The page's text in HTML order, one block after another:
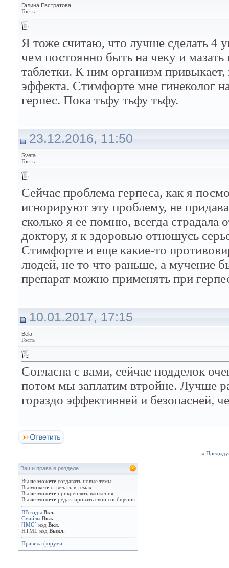
Галина Евстратова
Гость
Я тоже считаю, что лучше сделать 4
чем постоянно быть на чеку и
таблетки. К ним организм
эффекта. Стимфорте мне гинеколог
герпес. Пока тьфу тьфу тьфу.
23.12.2016, 11:50
Sveta
Гость
Сейчас проблема герпеса, как я
игнорируют эту проблему, не
сколько я ее помню, всегда страдала
доктору, я к здоровью отношусь
Стимфорте и еще какие-то
людей, не то что раньше, а мучение
препарат можно применять при
10.01.2017, 17:15
Bela
Гость
Согласна с вами, сейчас подделок
потом мы заплатим втройне. Лучше
гораздо эффективней и безопасней,
«
Ваши права в разделе
Вы не можете создавать новые темы
Вы можете отвечать в темах
Вы не можете прикреплять вложения
Вы не можете редактировать свои сообщения
BB коды Вкл.
Смайлы Вкл.
[IMG] код Вкл.
HTML код Выкл.
Правила форума